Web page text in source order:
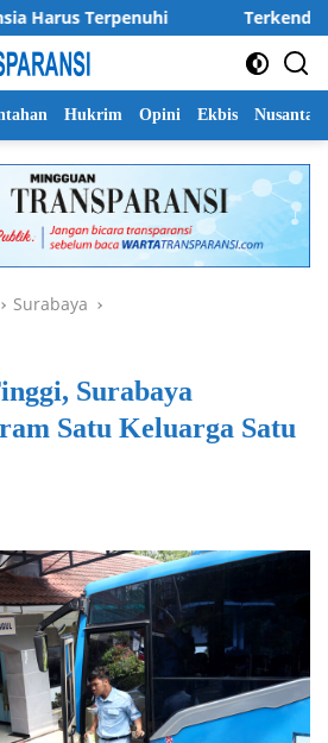
Terpenuhi Terkendala
Hukrim Opini Ekbis Nusantara
Surabaya
Surabaya
Satu Keluarga Satu